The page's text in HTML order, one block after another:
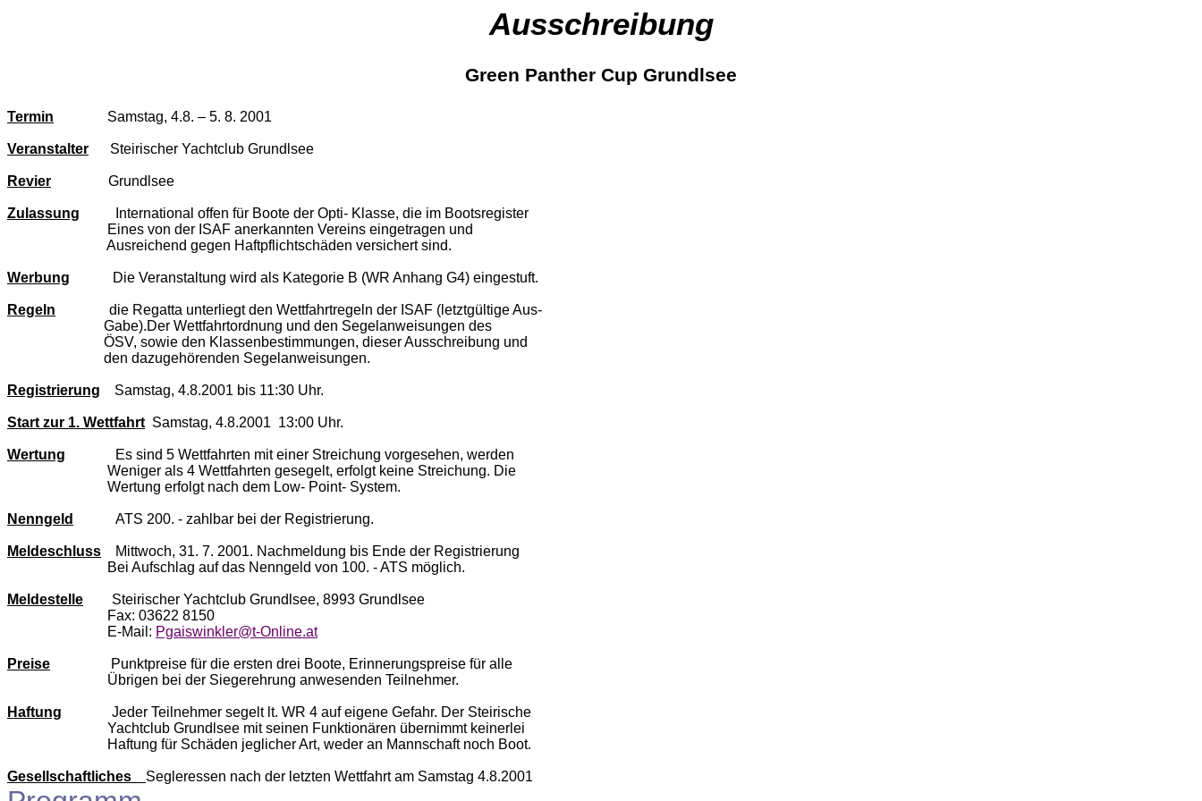
Ausschreibung
Green Panther Cup Grundlsee
Termin Samstag, 4.8. – 5. 8. 2001
Veranstalter Steirischer Yachtclub Grundlsee
Revier Grundlsee
Zulassung
International offen für Boote der Opti- Klasse, die im Bootsregister
Eines von der ISAF anerkannten Vereins eingetragen und
Ausreichend gegen Haftpflichtschäden versichert sind.
Werbung Die Veranstaltung wird als Kategorie B (WR Anhang G4) eingestuft.
Regeln
die Regatta unterliegt den Wettfahrtregeln der ISAF (letztgültige Aus-
Gabe).Der Wettfahrtordnung und den Segelanweisungen des
ÖSV, sowie den Klassenbestimmungen, dieser Ausschreibung und
den dazugehörenden Segelanweisungen.
Registrierung Samstag, 4.8.2001 bis 11:30 Uhr.
Start zur 1. Wettfahrt Samstag, 4.8.2001 13:00 Uhr.
Wertung
Es sind 5 Wettfahrten mit einer Streichung vorgesehen, werden
Weniger als 4 Wettfahrten gesegelt, erfolgt keine Streichung. Die
Wertung erfolgt nach dem Low- Point- System.
Nenngeld ATS 200. - zahlbar bei der Registrierung.
Meldeschluss
Mittwoch, 31. 7. 2001. Nachmeldung bis Ende der Registrierung
Bei Aufschlag auf das Nenngeld von 100. - ATS möglich.
Meldestelle
Steirischer Yachtclub Grundlsee, 8993 Grundlsee
Fax: 03622 8150
E-Mail: Pgaiswinkler@t-Online.at
Preise
Punktpreise für die ersten drei Boote, Erinnerungspreise für alle
Übrigen bei der Siegerehrung anwesenden Teilnehmer.
Haftung
Jeder Teilnehmer segelt lt. WR 4 auf eigene Gefahr. Der Steirische
Yachtclub Grundlsee mit seinen Funktionären übernimmt keinerlei
Haftung für Schäden jeglicher Art, weder an Mannschaft noch Boot.
Gesellschaftliches Segleressen nach der letzten Wettfahrt am Samstag 4.8.2001